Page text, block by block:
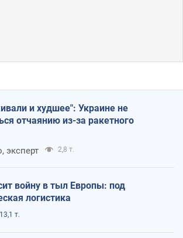
и худшее": Украине не
отчаянию из-за ракетного
эксперт 2,8 т.
войну в тыл Европы: под
логистика
13,1 т.